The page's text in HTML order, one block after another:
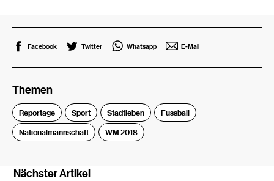
Facebook Twitter Whatsapp E-Mail
Themen
Reportage Sport Stadtleben
Fussball
Nationalmannschaft
WM 2018
Nächster Artikel